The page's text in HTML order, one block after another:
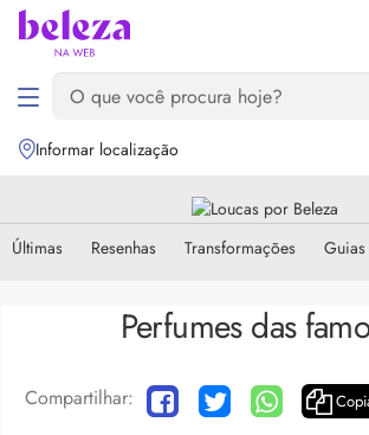
Informar localização
Últimas Resenhas Transformações
Perfumes das
Compartilhar: